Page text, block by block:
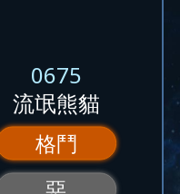
0675
流氓熊貓
格鬥